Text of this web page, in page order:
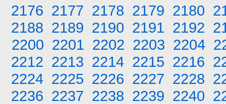
2176 2177 2178 2179 2180
2188 2189 2190 2191 2192
2200 2201 2202 2203 2204
2212 2213 2214 2215 2216
2224 2225 2226 2227 2228
2236 2237 2238 2239 2240